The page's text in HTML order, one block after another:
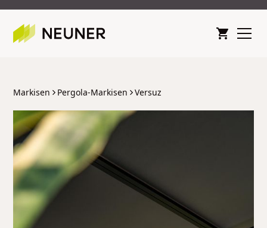
Markisen Pergola-Markisen Versuz